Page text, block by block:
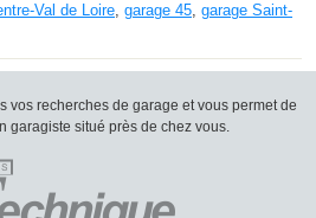
Val de Loire, garage 45, garage Saint-
vos recherches de garage et vous permet de
garagiste situé près de chez vous.